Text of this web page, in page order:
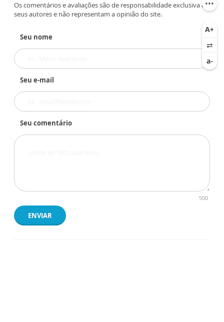
Os comentários e avaliações são de responsabilidade exclusiva de
seus autores e não representam a opinião do site.
Seu nome
Seu e-mail
Seu comentário
500
ENVIAR